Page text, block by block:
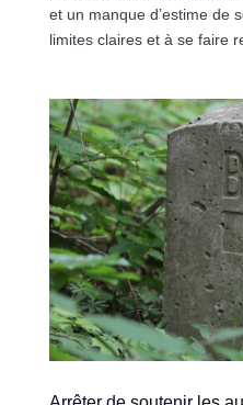
et un manque d’estime de
limites claires et à se faire